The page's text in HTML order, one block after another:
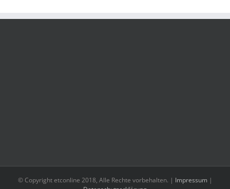
© Copyright etconline 2018, Alle Rechte vorbehalten. | Impressum |